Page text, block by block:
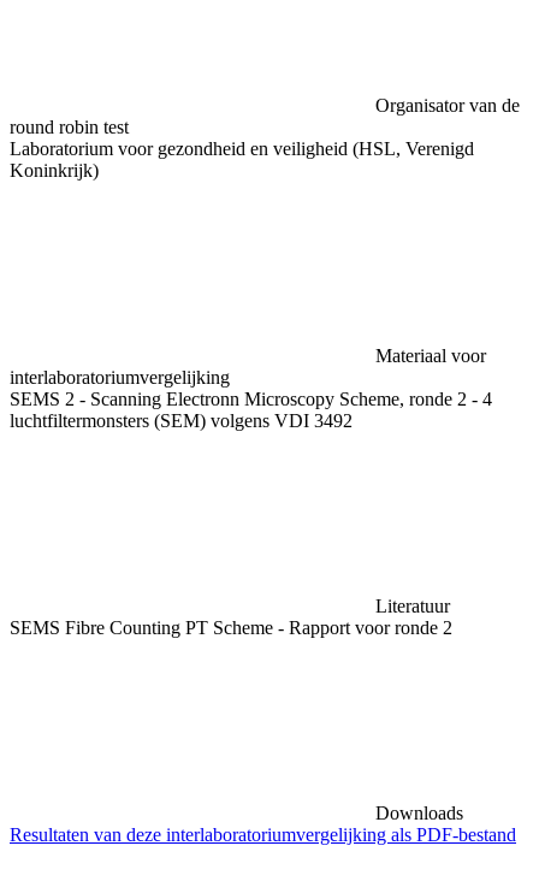
Organisator van de
round robin test
Laboratorium voor gezondheid en veiligheid (HSL, Verenigd
Koninkrijk)
Materiaal voor
interlaboratoriumvergelijking
SEMS 2 - Scanning Electronn Microscopy Scheme, ronde 2 - 4
luchtfiltermonsters (SEM) volgens VDI 3492
Literatuur
SEMS Fibre Counting PT Scheme - Rapport voor ronde 2
Downloads
Resultaten van deze interlaboratoriumvergelijking als PDF-bestand